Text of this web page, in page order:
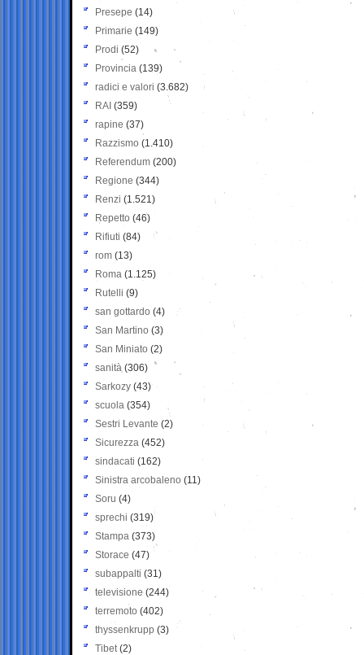
Presepe (14)
Primarie (149)
Prodi (52)
Provincia (139)
radici e valori (3.682)
RAI (359)
rapine (37)
Razzismo (1.410)
Referendum (200)
Regione (344)
Renzi (1.521)
Repetto (46)
Rifiuti (84)
rom (13)
Roma (1.125)
Rutelli (9)
san gottardo (4)
San Martino (3)
San Miniato (2)
sanità (306)
Sarkozy (43)
scuola (354)
Sestri Levante (2)
Sicurezza (452)
sindacati (162)
Sinistra arcobaleno (11)
Soru (4)
sprechi (319)
Stampa (373)
Storace (47)
subappalti (31)
televisione(244)
terremoto (402)
thyssenkrupp (3)
Tibet(2)